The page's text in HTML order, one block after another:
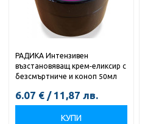
РАДИКА Интензивен
възстановяващ крем-еликсир с
безсмъртниче и коноп 50мл
6.07 € / 11,87 лв.
КУПИ